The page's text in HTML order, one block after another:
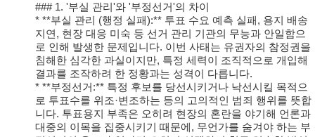
### 1. '부실 관리'와 '부정선거'의 차이
* **부실 관리 (행정 실패):** 투표 수요 예측 실패, 용지 배송
지연, 현장 대응 미숙 등 선거 관리 기관의 무능과 안일함으
로 인해 발생한 문제입니다. 이번 사태는 유권자의 참정권을
침해한 심각한 과실이지만, 특정 세력이 조직적으로 개입해
결과를 조작하려 한 정황과는 성격이 다릅니다.
* **부정선거:** 특정 후보를 당선시키거나 낙선시킬 목적으
로 투표수를 위조·변조하는 등의 고의적인 범죄 행위를 뜻합
니다. 투표용지 부족은 오히려 현장의 혼란을 야기해 언론과
대중의 이목을 집중시키기 때문에, 무언가를 숨겨야 하는 부